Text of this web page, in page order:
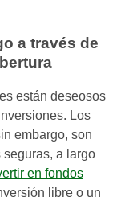
a través de
están deseosos
Los
embargo, son
a largo
en fondos
libre o un